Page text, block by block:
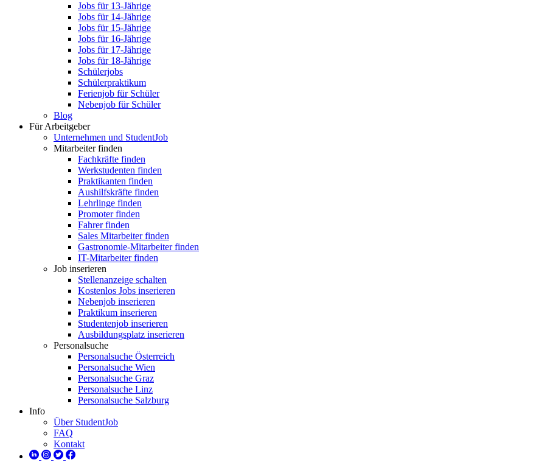
Jobs für 13-Jährige
Jobs für 14-Jährige
Jobs für 15-Jährige
Jobs für 16-Jährige
Jobs für 17-Jährige
Jobs für 18-Jährige
Schülerjobs
Schülerpraktikum
Ferienjob für Schüler
Nebenjob für Schüler
Blog
Für Arbeitgeber
Unternehmen und StudentJob
Mitarbeiter finden
Fachkräfte finden
Werkstudenten finden
Praktikanten finden
Aushilfskräfte finden
Lehrlinge finden
Promoter finden
Fahrer finden
Sales Mitarbeiter finden
Gastronomie-Mitarbeiter finden
IT-Mitarbeiter finden
Job inserieren
Stellenanzeige schalten
Kostenlos Jobs inserieren
Nebenjob inserieren
Praktikum inserieren
Studentenjob inserieren
Ausbildungsplatz inserieren
Personalsuche
Personalsuche Österreich
Personalsuche Wien
Personalsuche Graz
Personalsuche Linz
Personalsuche Salzburg
Info
Über StudentJob
FAQ
Kontakt